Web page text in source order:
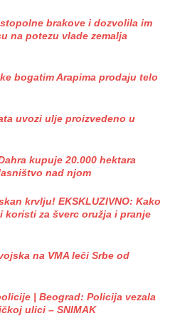
brakove i dozvolila im
na potezu vlade zemalja
bogatim Arapima prodaju telo
uvozi ulje proizvedeno u
kupuje 20.000 hektara
nad njom
krvlju! EKSKLUZIVNO: Kako
koristi za šverc oružja i pranje
na VMA leči Srbe od
| Beograd: Policija vezala
ulici – SNIMAK